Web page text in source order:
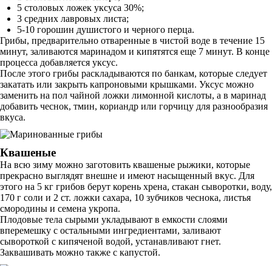
5 столовых ложек уксуса 30%;
3 средних лавровых листа;
5-10 горошин душистого и черного перца.
Грибы, предварительно отваренные в чистой воде в течение 15
минут, заливаются маринадом и кипятятся еще 7 минут. В конце
процесса добавляется уксус.
После этого грибы раскладываются по банкам, которые следует
закатать или закрыть капроновыми крышками. Уксус можно
заменить на пол чайной ложки лимонной кислоты, а в маринад
добавить чеснок, тмин, кориандр или горчицу для разнообразия
вкуса.
Квашеные
На всю зиму можно заготовить квашеные рыжики, которые
прекрасно выглядят внешне и имеют насыщенный вкус. Для
этого на 5 кг грибов берут корень хрена, стакан сыворотки, воду,
170 г соли и 2 ст. ложки сахара, 10 зубчиков чеснока, листья
смородины и семена укропа.
Плодовые тела сырыми укладывают в емкости слоями
вперемешку с остальными ингредиентами, заливают
сывороткой с кипяченой водой, устанавливают гнет.
Заквашивать можно также с капустой.